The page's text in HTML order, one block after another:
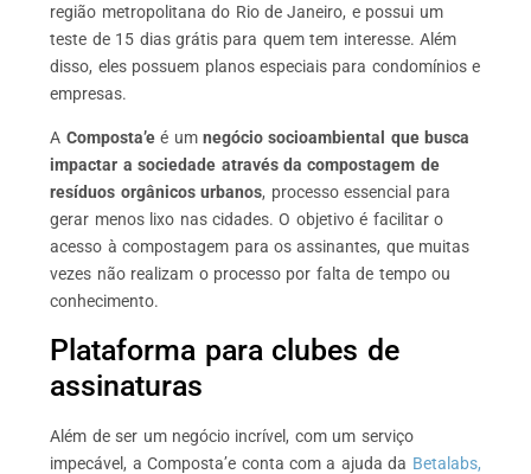
região metropolitana do Rio de Janeiro, e possui um
teste de 15 dias grátis para quem tem interesse. Além
disso, eles possuem planos especiais para condomínios e
empresas.
A Composta’eé um negócio socioambiental que busca
impactar a sociedade através da compostagem de
resíduos orgânicos urbanos, processo essencial para
gerar menos lixo nas cidades. O objetivo é facilitar o
acesso à compostagem para os assinantes, que muitas
vezes não realizam o processo por falta de tempo ou
conhecimento.
Plataforma para clubes de
assinaturas
Além de ser um negócio incrível, com um serviço
impecável, a Composta’e conta com a ajuda da Betalabs,